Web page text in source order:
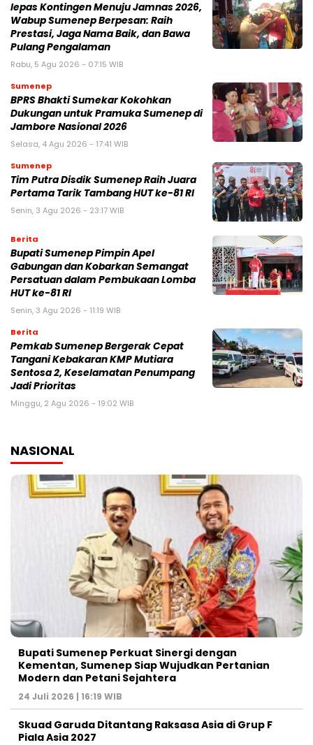
lepas Kontingen Menuju Jamnas 2026,
Wabup Sumenep Berpesan: Raih
Prestasi, Jaga Nama Baik, dan Bawa
Pulang Pengalaman
Rabu, 5 Agu 2026 - 07:15 WIB
Sumenep
BPRS Bhakti Sumekar Kokohkan
Dukungan untuk Pramuka Sumenep di
Jambore Nasional 2026
Selasa, 4 Agu 2026 - 17:41 WIB
Sumenep
Tim Putra Disdik Sumenep Raih Juara
Pertama Tarik Tambang HUT ke-81 RI
Senin, 3 Agu 2026 - 23:17 WIB
Berita
Bupati Sumenep Pimpin Apel
Gabungan dan Kobarkan Semangat
Persatuan dalam Pembukaan Lomba
HUT ke-81 RI
Senin, 3 Agu 2026 - 11:19 WIB
Berita
Pemkab Sumenep Bergerak Cepat
Tangani Kebakaran KMP Mutiara
Sentosa 2, Keselamatan Penumpang
Jadi Prioritas
Minggu, 2 Agu 2026 - 19:02 WIB
NASIONAL
Bupati Sumenep Perkuat Sinergi dengan
Kementan, Sumenep Siap Wujudkan Pertanian
Modern dan Petani Sejahtera
24 Juli 2026 | 16:19 WIB
Skuad Garuda Ditantang Raksasa Asia di Grup F
Piala Asia 2027